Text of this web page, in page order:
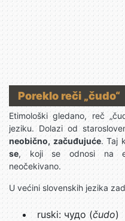
Poreklo reči „čudo“
Etimološki gledano, reč
jeziku. Dolazi od
neobično, začuđujuće. Taj
se, koji se odnosi na
neočekivano.
U većini slovenskih jezika
ruski: чудо (čudo)